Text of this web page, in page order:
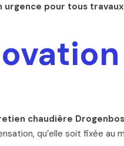
pour tous
chaudière
qu’elle soit fixée au